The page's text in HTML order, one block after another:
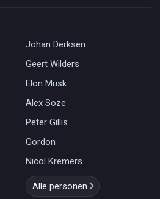
Johan Derksen
Geert Wilders
Elon Musk
Alex Soze
Peter Gillis
Gordon
Nicol Kremers
Alle personen